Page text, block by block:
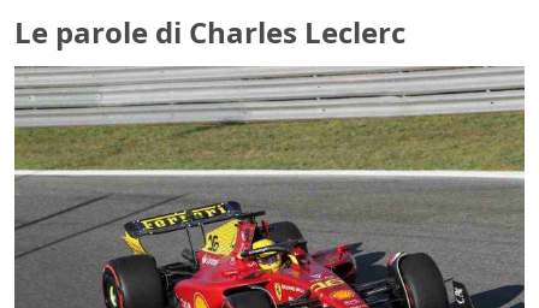
Le parole di Charles Leclerc